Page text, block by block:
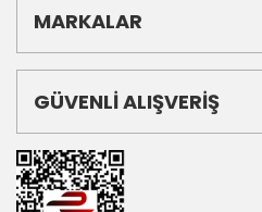
MARKALAR
GÜVENLİ ALIŞVERİŞ